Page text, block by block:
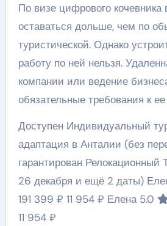
По визе цифрового
оставаться дольше, чем по
туристической. Однако
работу по ней нельзя.
компании или ведение
обязательные требования к
Доступен Индивидуальный
адаптация в Анталии (без
гарантирован Релокационный
26 декабря и ещё 2 даты)
191 399 ₽ 11 954 ₽ Елена 5.0
11 954 ₽